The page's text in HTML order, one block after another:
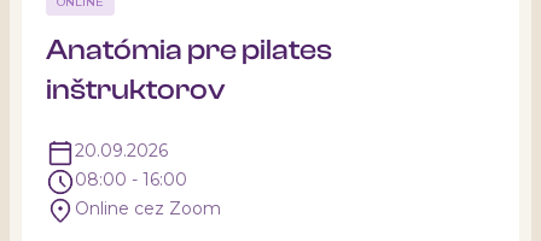
Anatómia pre pilates
inštruktorov
20.09.2026
08:00 - 16:00
Online cez Zoom